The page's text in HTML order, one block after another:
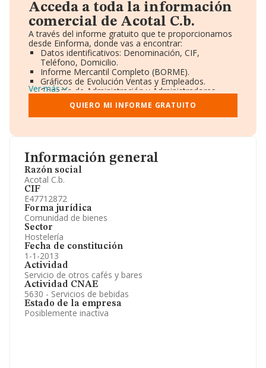
Información general
Razón social
Acotal C.b.
CIF
E47712872
Forma jurídica
Comunidad de bienes
Sector
Hostelería
Fecha de constitución
1-1-2013
Actividad
Servicio de otros cafés y bares
Actividad CNAE
5630 - Servicios de bebidas
Estado de la empresa
Posiblemente inactiva
Acceda a toda la información
comercial de Acotal C.b.
A través del informe gratuito que te proporcionamos
desde Einforma, donde vas a encontrar:
Datos identificativos: Denominación, CIF,
Teléfono, Domicilio.
Informe Mercantil Completo (BORME).
Gráficos de Evolución Ventas y Empleados.
Consejo de Administración y Administradores.
Directivos y Ejecutivos.
Accionistas.
Participaciones y Vinculaciones en otras empresas.
Información oficial y registral complementaria.
Ver más
QUIERO MI INFORME GRATUITO